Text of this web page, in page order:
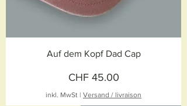
Auf dem Kopf Dad Cap
Preis
CHF 45.00
inkl. MwSt | Versand / livraison